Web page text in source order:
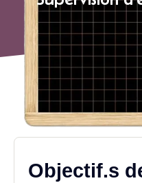
Objectif.s